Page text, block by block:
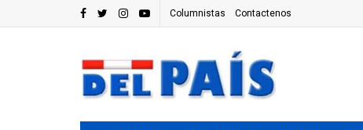
Columnistas Contactenos